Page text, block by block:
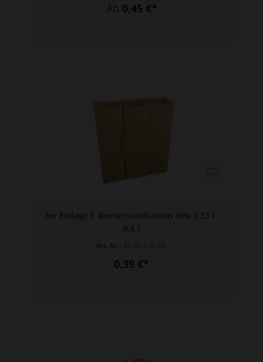
Ab 0,45 €*
3er Einlage f. Bierversandkarton Flex 0,33 l -
0,5 l
Art.-Nr.:
0,39 €*